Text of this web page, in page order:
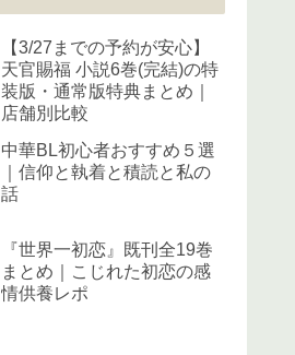
【3/27までの予約が安心】
天官賜福 小説6巻(完結)の特
装版・通常版特典まとめ｜
店舗別比較
中華BL初心者おすすめ５選
｜信仰と執着と積読と私の
話
『世界一初恋』既刊全19巻
まとめ｜こじれた初恋の感
情供養レポ